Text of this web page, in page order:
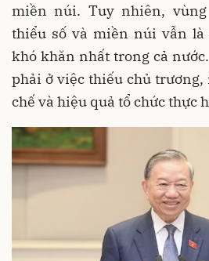
miền núi. Tuy nhiên,
thiểu số và miền núi vẫn
khó khăn nhất trong cả
phải ở việc thiếu chủ trương,
chế và hiệu quả tổ chức thực